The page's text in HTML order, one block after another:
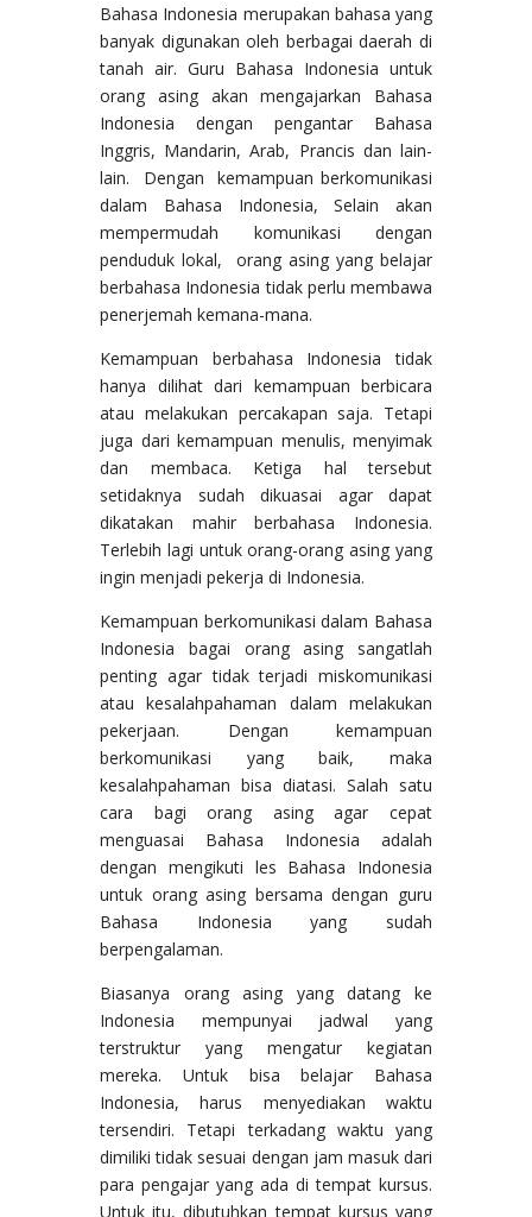
Bahasa Indonesia merupakan bahasa yang
banyak digunakan oleh berbagai daerah di
tanah air. Guru Bahasa Indonesia untuk
orang asing akan mengajarkan Bahasa
Indonesia dengan pengantar Bahasa
Inggris, Mandarin, Arab, Prancis dan lain-
lain. Dengan kemampuan berkomunikasi
dalam Bahasa Indonesia, Selain akan
mempermudah komunikasi dengan
penduduk lokal, orang asing yang belajar
berbahasa Indonesia tidak perlu membawa
penerjemah kemana-mana.
Kemampuan berbahasa Indonesia tidak
hanya dilihat dari kemampuan berbicara
atau melakukan percakapan saja. Tetapi
juga dari kemampuan menulis, menyimak
dan membaca. Ketiga hal tersebut
setidaknya sudah dikuasai agar dapat
dikatakan mahir berbahasa Indonesia.
Terlebih lagi untuk orang-orang asing yang
ingin menjadi pekerja di Indonesia.
Kemampuan berkomunikasi dalam Bahasa
Indonesia bagai orang asing sangatlah
penting agar tidak terjadi miskomunikasi
atau kesalahpahaman dalam melakukan
pekerjaan. Dengan kemampuan
berkomunikasi yang baik, maka
kesalahpahaman bisa diatasi. Salah satu
cara bagi orang asing agar cepat
menguasai Bahasa Indonesia adalah
dengan mengikuti les Bahasa Indonesia
untuk orang asing bersama dengan guru
Bahasa Indonesia yang sudah
berpengalaman.
Biasanya orang asing yang datang ke
Indonesia mempunyai jadwal yang
terstruktur yang mengatur kegiatan
mereka. Untuk bisa belajar Bahasa
Indonesia, harus menyediakan waktu
tersendiri. Tetapi terkadang waktu yang
dimiliki tidak sesuai dengan jam masuk dari
para pengajar yang ada di tempat kursus.
Untuk itu, dibutuhkan tempat kursus yang